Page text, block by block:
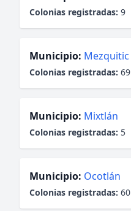
Colonias registradas: 9
Municipio: Mezquitic
Colonias registradas: 69
Municipio: Mixtlán
Colonias registradas: 5
Municipio: Ocotlán
Colonias registradas: 60